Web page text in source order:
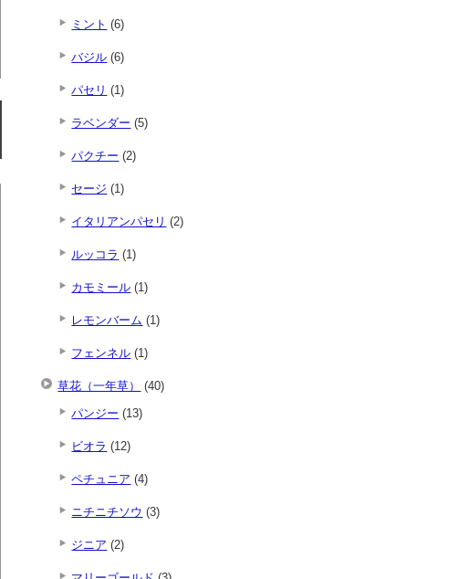
ミント (6)
バジル (6)
パセリ (1)
ラベンダー (5)
パクチー (2)
セージ (1)
イタリアンパセリ (2)
ルッコラ (1)
カモミール (1)
レモンバーム (1)
フェンネル (1)
草花（一年草）
(40)
パンジー (13)
ビオラ (12)
ペチュニア (4)
ニチニチソウ (3)
ジニア (2)